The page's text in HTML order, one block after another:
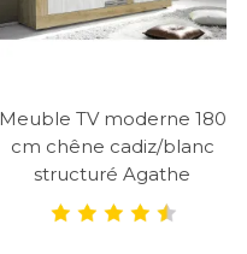
Meuble TV moderne 180
cm chêne cadiz/blanc
structuré Agathe